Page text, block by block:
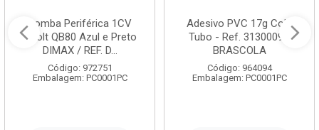
Bomba Periférica 1CV
Bivolt QB80 Azul e Preto
DIMAX / REF. D...
Código: 972751
Embalagem: PC0001PC
Adesivo PVC 17g Cola
Tubo - Ref. 3130009 -
BRASCOLA
Código: 964094
Embalagem: PC0001PC